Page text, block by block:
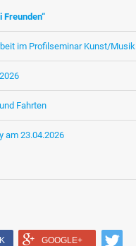
Freunden“
im Profilseminar Kunst/Musik
Fahrten
am 23.04.2026
GOOGLE+